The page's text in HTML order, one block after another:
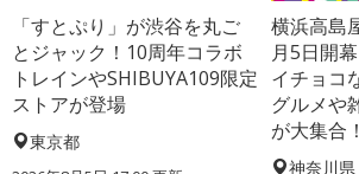
「すとぷり」が渋谷を丸ご
とジャック！10周年コラボ
トレインやSHIBUYA109限定
ストアが登場
東京都
横浜高島
月5日開
イチョコ
グルメや
が大集合！
神奈川県